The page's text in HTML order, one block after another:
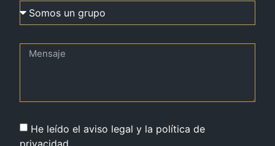
He leído el aviso legal y la política de
privacidad